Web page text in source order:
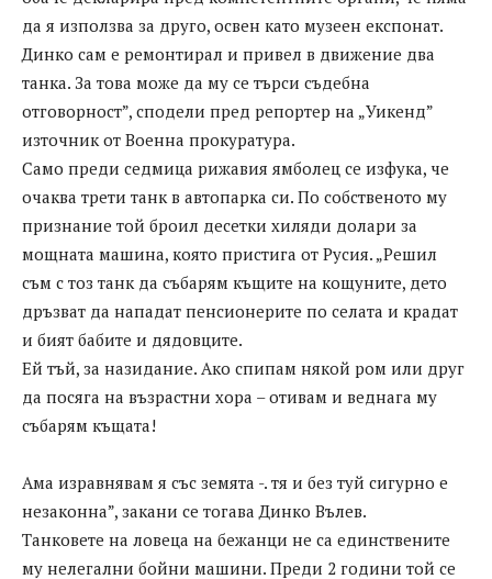
да я използва за друго, освен като музеен експонат.
Динко сам е ремонтирал и привел в движение два
танка. За това може да му се търси съдебна
отговорност”, сподели пред репортер на „Уикенд”
източник от Военна прокуратура.
Само преди седмица рижавия ямболец се изфука, че
очаква трети танк в автопарка си. По собственото му
признание той броил десетки хиляди долари за
мощната машина, която пристига от Русия. „Решил
съм с тоз танк да събарям къщите на кощуните, дето
дръзват да нападат пенсионерите по селата и крадат
и бият бабите и дядовците.
Ей тъй, за назидание. Ако спипам някой ром или друг
да посяга на възрастни хора – отивам и веднага му
събарям къщата!
Ама изравнявам я със земята -. тя и без туй сигурно е
незаконна”, закани се тогава Динко Вълев.
Танковете на ловеца на бежанци не са единствените
му нелегални бойни машини. Преди 2 години той се